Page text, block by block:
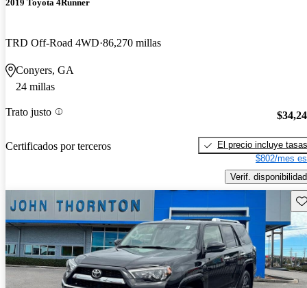
2019 Toyota 4Runner
TRD Off-Road 4WD 86,270 millas
Conyers, GA
24 millas
Trato justo
Certificados por terceros
El precio incluye tasas
$802/mes
Verif. disponibilidad